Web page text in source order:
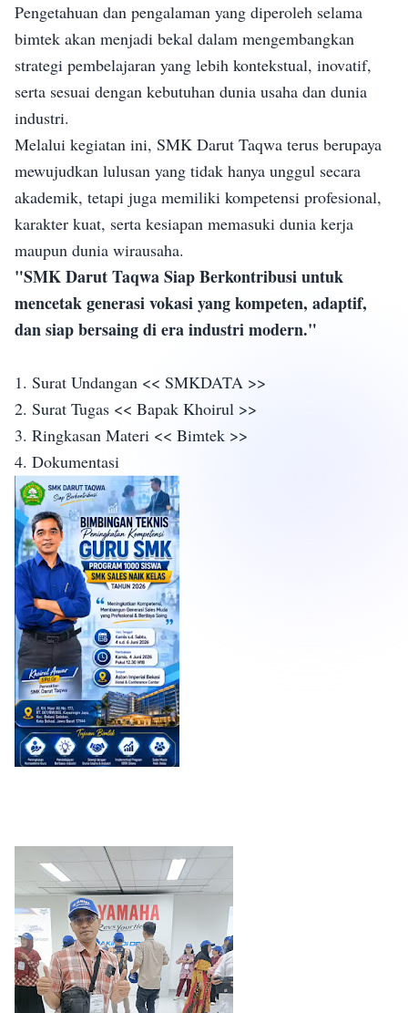
Pengetahuan dan pengalaman yang diperoleh selama
bimtek akan menjadi bekal dalam mengembangkan
strategi pembelajaran yang lebih kontekstual, inovatif,
serta sesuai dengan kebutuhan dunia usaha dan dunia
industri.
Melalui kegiatan ini, SMK Darut Taqwa terus berupaya
mewujudkan lulusan yang tidak hanya unggul secara
akademik, tetapi juga memiliki kompetensi profesional,
karakter kuat, serta kesiapan memasuki dunia kerja
maupun dunia wirausaha.
"SMK Darut Taqwa Siap Berkontribusi untuk
mencetak generasi vokasi yang kompeten, adaptif,
dan siap bersaing di era industri modern."
1. Surat Undangan << SMKDATA >>
2. Surat Tugas << Bapak Khoirul >>
3. Ringkasan Materi << Bimtek >>
4. Dokumentasi